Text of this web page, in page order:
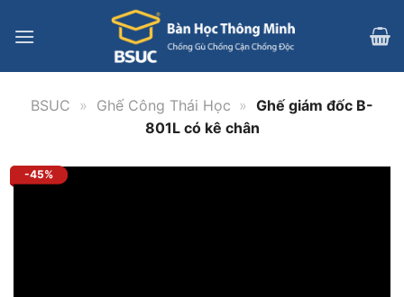
qua
dung
BSUC » Ghế Công Thái Học »
Ghế giám đốc B-
801L có kê chân
-45%